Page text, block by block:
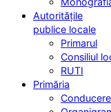
Autoritățile
publice locale
Primarul
Consiliul
RUTI
Primăria